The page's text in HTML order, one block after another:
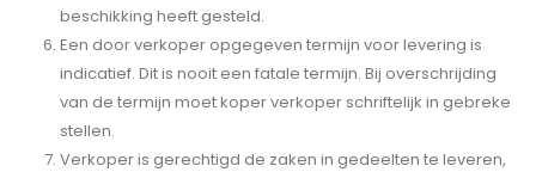
beschikking heeft gesteld.
Een door verkoper opgegeven termijn voor levering is
indicatief. Dit is nooit een fatale termijn. Bij overschrijding
van de termijn moet koper verkoper schriftelijk in gebreke
stellen.
Verkoper is gerechtigd de zaken in gedeelten te leveren,